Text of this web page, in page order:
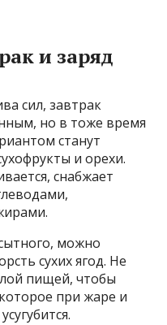
и заряд
сил, завтрак
но в тоже время
станут
и орехи.
снабжает
можно
сухих ягод. Не
пищей, чтобы
при жаре и